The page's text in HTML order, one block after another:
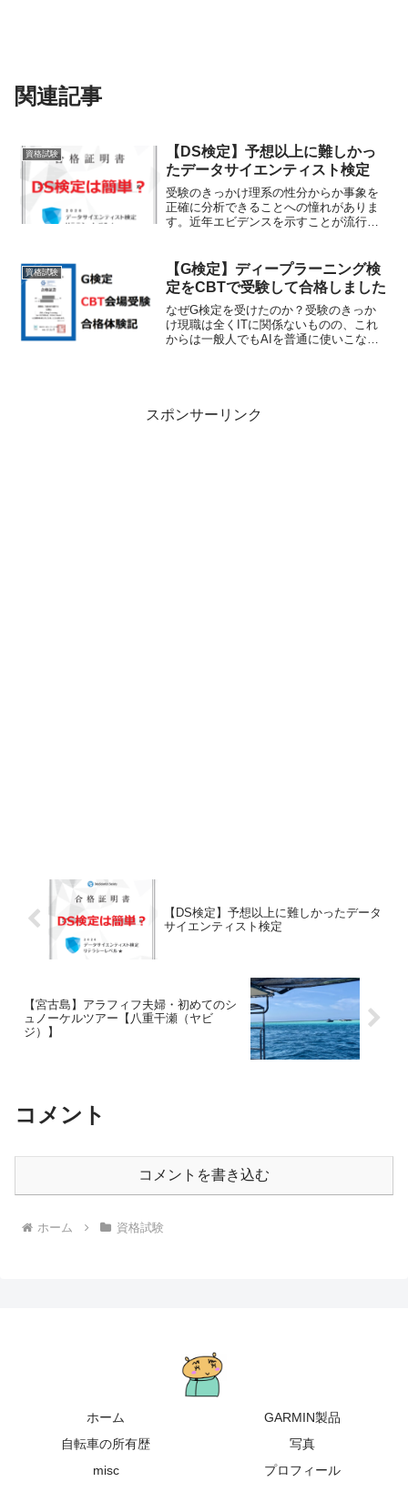
関連記事
資格試験
【DS検定】予想以上に難しかっ
たデータサイエンティスト検定
受験のきっかけ理系の性分からか事象を
正確に分析できることへの憧れがありま
す。近年エビデンスを示すことが流行っ
果のすり替え等バイアスを感じることが
しばしば。そんな中この資...
資格試験
【G検定】ディープラーニング検
定をCBTで受験して合格しました
なぜG検定を受けたのか？受験のきっか
け現職は全くITに関係ないものの、これ
からは一般人でもAIを普通に使いこなす
スポンサーリンク
【DS検定】予想以上に難しかったデータ
サイエンティスト検定
【宮古島】アラフィフ夫婦・初めてのシ
ュノーケルツアー【八重干瀬（ヤビ
ジ）】
コメント
コメントを書き込む
ホーム 資格試験
ホーム
GARMIN製品
自転車の所有歴
写真
misc
プロフィール